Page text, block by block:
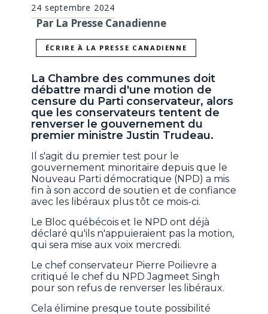
24 septembre 2024
Par La Presse Canadienne
ÉCRIRE À LA PRESSE CANADIENNE
La Chambre des communes doit
débattre mardi d'une motion de
censure du Parti conservateur, alors
que les conservateurs tentent de
renverser le gouvernement du
premier ministre Justin Trudeau.
Il s'agit du premier test pour le
gouvernement minoritaire depuis que le
Nouveau Parti démocratique (NPD) a mis
fin à son accord de soutien et de confiance
avec les libéraux plus tôt ce mois-ci.
Le Bloc québécois et le NPD ont déjà
déclaré qu'ils n'appuieraient pas la motion,
qui sera mise aux voix mercredi.
Le chef conservateur Pierre Poilievre a
critiqué le chef du NPD Jagmeet Singh
pour son refus de renverser les libéraux.
Cela élimine presque toute possibilité